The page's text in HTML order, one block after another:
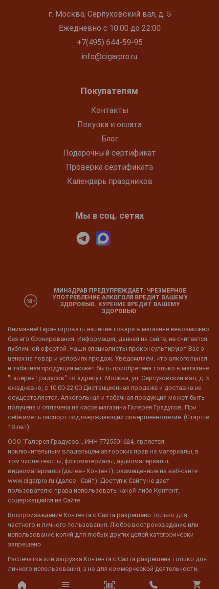
г. Москва, Серпуховский вал, д. 5
Ежедневно с 10:00 до 22:00
+7(495) 644-59-95
info@cigarpro.ru
Покупателям
Контакты
Покупка и оплата
Блог
Подарочный сертификат
Проверка сертификата
Календарь праздников
Мы в соц. сетях
МИНЗДРАВ ПРЕДУПРЕЖДАЕТ: ЧРЕЗМЕРНОЕ
УПОТРЕБЛЕНИЕ АЛКОГОЛЯ ВРЕДИТ ВАШЕМУ
ЗДОРОВЬЮ. КУРЕНИЕ ВРЕДИТ ВАШЕМУ
ЗДОРОВЬЮ.
Внимание! Гарантировать наличие товара в магазине невозможно
без его бронирования. Информация, данная на сайте, не считается
публичной офертой. Наши специалисты проконсультируют Вас о
ценах на товар и условиях продаж. Уведомляем, что алкогольная
и табачная продукция может быть приобретена только в магазине
"Галерея Градусов" по адресу г. Москва, ул. Серпуховский вал, д. 5
ежедневно, с 10:00-22:00 Дистанционная продажа и доставка не
осуществляется. Алкогольная и табачная продукция может быть
получена и оплачена на кассе магазина Галерея Градусов. При
себе иметь паспорт подтверждающий совершеннолетие. (Старше
18 лет)
ООО "Галерея Градусов", ИНН 7725501624, является
исключительным владельцем авторских прав на материалы, в
том числе тексты, фотоматериалы, аудиоматериалы,
видеоматериалы (далее - Контент), размещенные на веб-сайте
www.cigarpro.ru (далее - Сайт). Доступ к Сайту не дает
пользователю права использовать какой-либо Контент,
содержащийся на Сайте.
Воспроизведение Контента с Сайта разрешено только для
частного и личного пользования. Любое воспроизведение или
использование копий для любых других целей категорически
запрещено.
Распечатка или загрузка Контента с Сайта разрешена только для
личного использования, а не для коммерческой деятельности.